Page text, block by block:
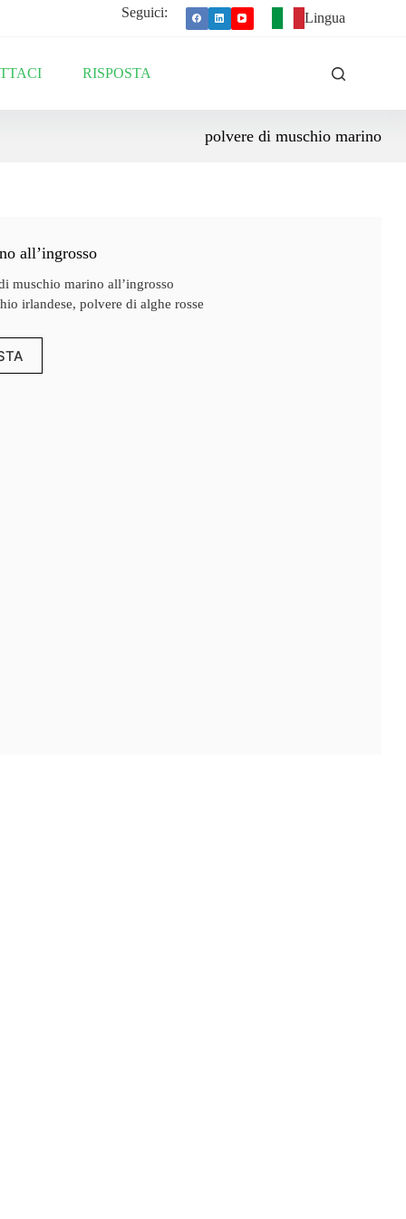
Seguici: Lingua
RISPOSTA
polvere di muschio marino
all’ingrosso
muschio marino all’ingrosso
irlandese, polvere di alghe rosse